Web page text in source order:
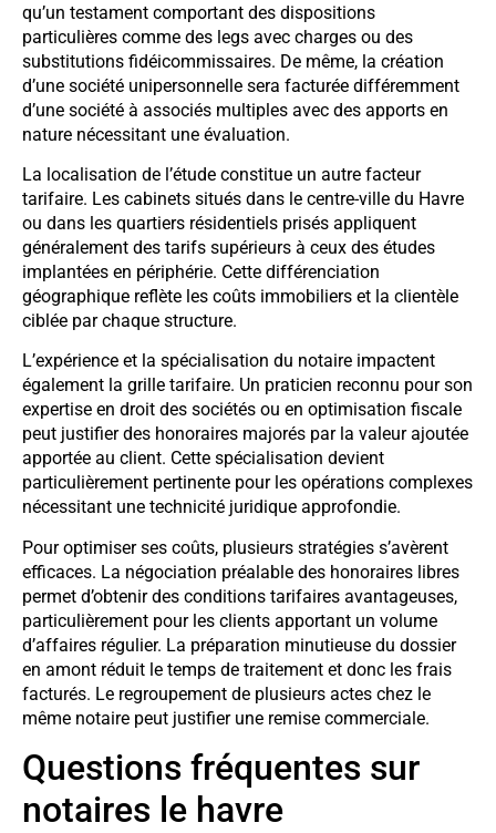
qu’un testament comportant des dispositions
particulières comme des legs avec charges ou des
substitutions fidéicommissaires. De même, la création
d’une société unipersonnelle sera facturée différemment
d’une société à associés multiples avec des apports en
nature nécessitant une évaluation.
La localisation de l’étude constitue un autre facteur
tarifaire. Les cabinets situés dans le centre-ville du Havre
ou dans les quartiers résidentiels prisés appliquent
généralement des tarifs supérieurs à ceux des études
implantées en périphérie. Cette différenciation
géographique reflète les coûts immobiliers et la clientèle
ciblée par chaque structure.
L’expérience et la spécialisation du notaire impactent
également la grille tarifaire. Un praticien reconnu pour son
expertise en droit des sociétés ou en optimisation fiscale
peut justifier des honoraires majorés par la valeur ajoutée
apportée au client. Cette spécialisation devient
particulièrement pertinente pour les opérations complexes
nécessitant une technicité juridique approfondie.
Pour optimiser ses coûts, plusieurs stratégies s’avèrent
efficaces. La négociation préalable des honoraires libres
permet d’obtenir des conditions tarifaires avantageuses,
particulièrement pour les clients apportant un volume
d’affaires régulier. La préparation minutieuse du dossier
en amont réduit le temps de traitement et donc les frais
facturés. Le regroupement de plusieurs actes chez le
même notaire peut justifier une remise commerciale.
Questions fréquentes sur
notaires le havre